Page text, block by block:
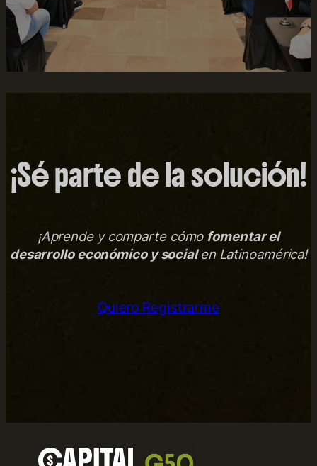
¡Sé parte de la solución!
¡Aprende y comparte cómo fomentar el
desarrollo económico y socialen Latinoamérica!
Quiero Registrarme